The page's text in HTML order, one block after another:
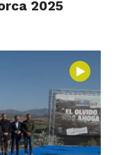
2025